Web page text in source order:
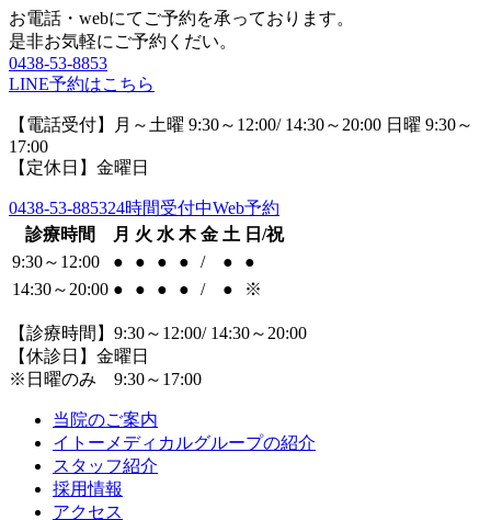
お電話・webにてご予約を承っております。
是非お気軽にご予約くだい。
0438-53-8853
LINE予約はこちら
【電話受付】月～土曜 9:30～12:00/ 14:30～20:00 日曜 9:30～
17:00
【定休日】金曜日
0438-53-885324時間受付中Web予約
診療時間
月 火 水 木 金 土 日/祝
9:30～12:00
● ● ● ● / ●
●
14:30～20:00 ● ● ● ● / ● ※
【診療時間】9:30～12:00/ 14:30～20:00
【休診日】金曜日
※日曜のみ 9:30～17:00
当院のご案内
イトーメディカルグループの紹介
スタッフ紹介
採用情報
アクセス